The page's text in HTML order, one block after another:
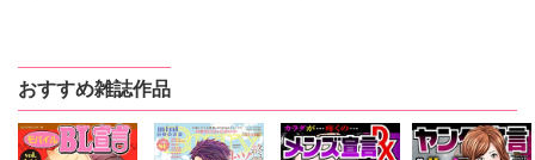
ヒナギク びる
夏生恒
桐嶋ショウコ
小田三月
ヒナギク
夏生恒
桐嶋ショウコ
小田三月
桐嶋ショウコ
小田三月
桐嶋ショウコ
小田三月
おすすめ雑誌作品